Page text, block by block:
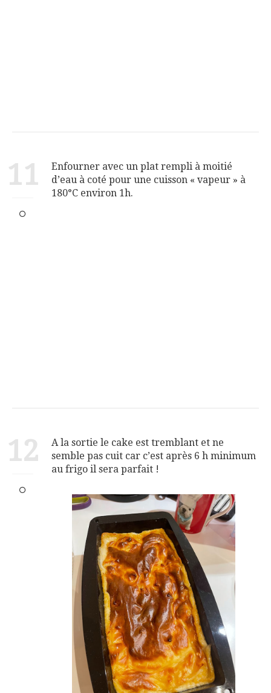
11
Enfourner avec un plat rempli à moitié
d’eau à coté pour une cuisson « vapeur » à
180°C environ 1h.
12
A la sortie le cake est tremblant et ne
semble pas cuit car c’est après 6 h minimum
au frigo il sera parfait !